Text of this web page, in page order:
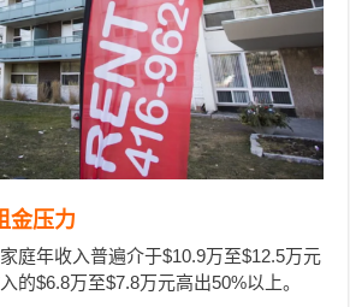
金压力
庭年收入普遍介于$10.9万至$12.5万元
的$6.8万至$7.8万元高出50%以上。